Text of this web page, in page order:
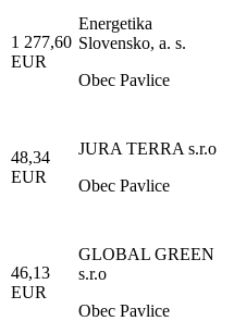
1 277,60
EUR
Energetika
Slovensko, a. s.
Obec Pavlice
48,34
EUR
JURA TERRA s.r.o
Obec Pavlice
46,13
EUR
GLOBAL GREEN
s.r.o
Obec Pavlice